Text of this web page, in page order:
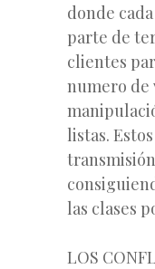
donde
parte de
clientes
numero de
listas.
las clases
LOS